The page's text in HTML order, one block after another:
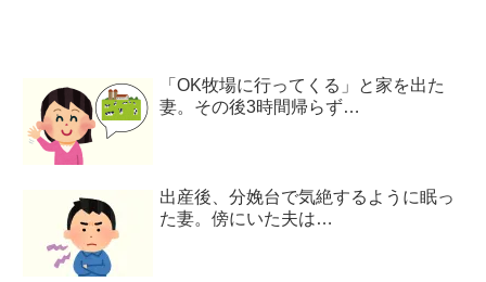
「OK牧場に行ってくる」と家を出た
妻。その後3時間帰らず…
出産後、分娩台で気絶するように眠っ
た妻。傍にいた夫は…